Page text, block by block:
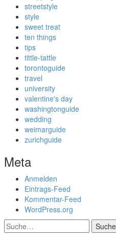
streetstyle
style
sweet treat
ten things
tips
tittle-tattle
torontoguide
travel
university
valentine's day
washingtonguide
wedding
weimarguide
zurichguide
Meta
Anmelden
Eintrags-Feed
Kommentar-Feed
WordPress.org
Suche